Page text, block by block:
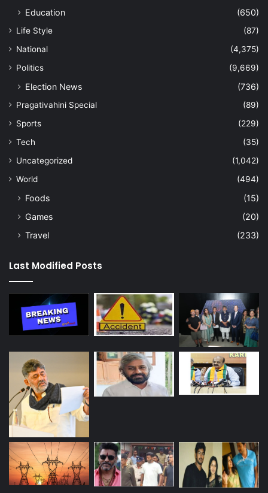
Education
(650)
Life Style
(87)
National
(4,375)
Politics
(9,669)
Election News (736)
Pragativahini Special
(89)
Sports
(229)
Tech
(35)
Uncategorized
(1,042)
World
(494)
Foods
(15)
Games
(20)
Travel
(233)
Last Modified Posts